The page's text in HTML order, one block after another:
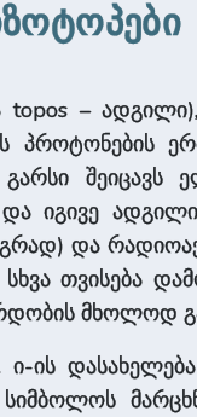
–
პროტონების
შეიცავს
და იგივე
და
თვისება
მხოლოდ
ის